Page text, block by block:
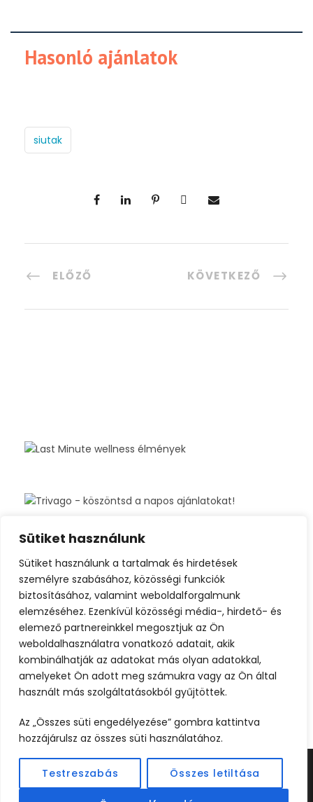
Sütiket használunk
Sütiket használunk a tartalmak és hirdetések
személyre szabásához, közösségi funkciók
biztosításához, valamint weboldalforgalmunk
elemzéséhez. Ezenkívül közösségi média-, hirdető- és
elemező partnereinkkel megosztjuk az Ön
weboldalhasználatra vonatkozó adatait, akik
kombinálhatják az adatokat más olyan adatokkal,
amelyeket Ön adott meg számukra vagy az Ön által
használt más szolgáltatásokból gyűjtöttek.
Az „Összes süti engedélyezése” gombra kattintva
hozzájárulsz az összes süti használatához.
Testreszabás Összes letiltása
Hasonló ajánlatok
siutak
ELŐZŐ KÖVETKEZŐ